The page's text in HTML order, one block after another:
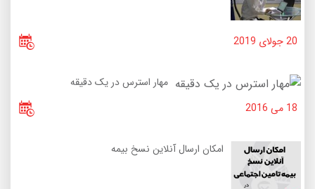
20 جولای 2019
مهار استرس در یک دقیقه
18 می 2016
امکان ارسال آنلاین نسخ بیمه